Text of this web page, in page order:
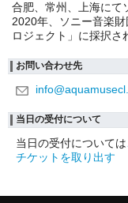
合肥、常州、上海にて
2020年、ソニー音楽
ロジェクト」に採択さ
お問い合わせ先
当日の受付について
当日の受付については
チケットを取り出す